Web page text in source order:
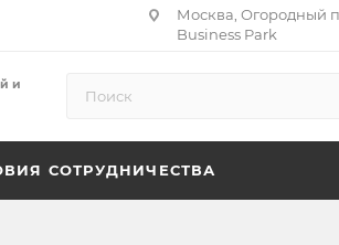
Москва, Огородный
Business Park
и
СОТРУДНИЧЕСТВА